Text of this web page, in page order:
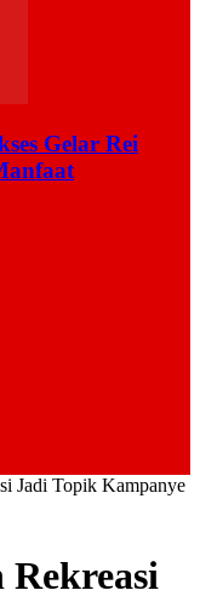
Gelar Rei
Jadi Topik Kampanye